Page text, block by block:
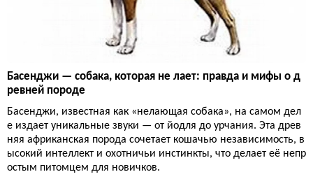
Басенджи — собака, которая не лает: правда и мифы о д
ревней породе
Басенджи, известная как «нелающая собака», на самом дел
е издает уникальные звуки — от йодля до урчания. Эта древ
няя африканская порода сочетает кошачью независимость, в
ысокий интеллект и охотничьи инстинкты, что делает её непр
остым питомцем для новичков.